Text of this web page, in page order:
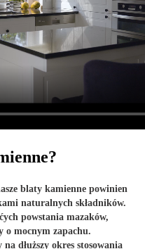
blaty kamienne powinien
naturalnych składników.
powstania mazaków,
o mocnym zapachu.
dłuższy okres stosowania